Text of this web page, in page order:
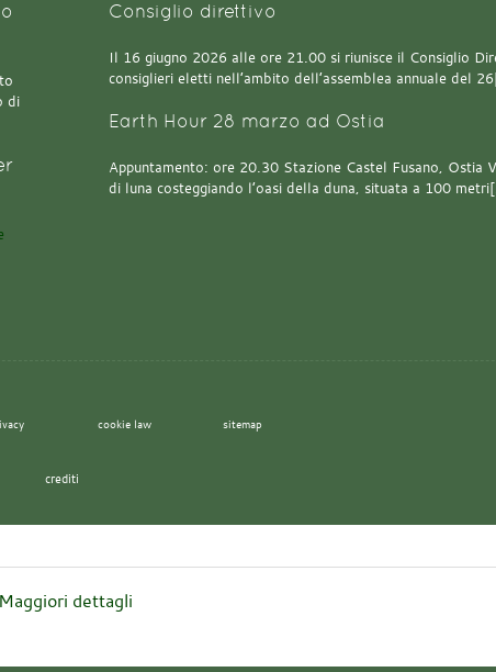
di
Consiglio direttivo
Il 16 giugno 2026 alle ore 21.00 si riunisce il Consiglio
consiglieri eletti nell’ambito dell’assemblea annuale del
Earth Hour 28 marzo ad Ostia
Appuntamento: ore 20.30 Stazione Castel Fusano, Ostia
di luna costeggiando l’oasi della duna, situata a 100
cookie law sitemap
crediti
Maggiori dettagli